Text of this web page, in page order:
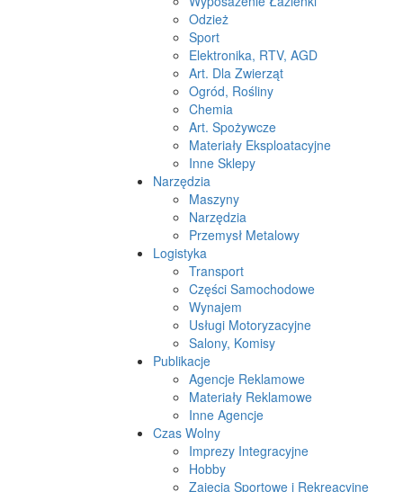
Odzież
Sport
Elektronika, RTV, AGD
Art. Dla Zwierząt
Ogród, Rośliny
Chemia
Art. Spożywcze
Materiały Eksploatacyjne
Inne Sklepy
Narzędzia
Maszyny
Narzędzia
Przemysł Metalowy
Logistyka
Transport
Części Samochodowe
Wynajem
Usługi Motoryzacyjne
Salony, Komisy
Publikacje
Agencje Reklamowe
Materiały Reklamowe
Inne Agencje
Czas Wolny
Imprezy Integracyjne
Hobby
Zajęcia Sportowe i Rekreacyjne